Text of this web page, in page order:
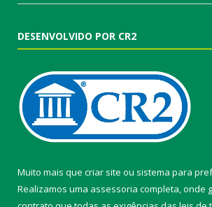
DESENVOLVIDO POR CR2
Muito mais que criar site ou sistema para
Realizamos uma assessoria completa, onde